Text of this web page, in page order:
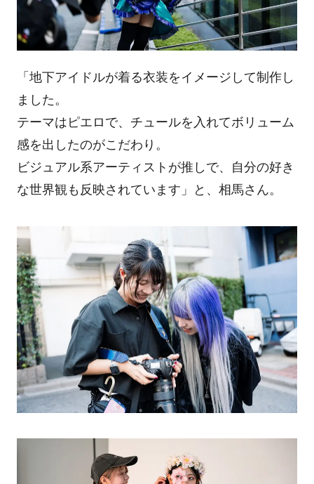
「地下アイドルが着る衣装をイメージして制作し
ました。
テーマはピエロで、チュールを入れてボリューム
感を出したのがこだわり。
ビジュアル系アーティストが推しで、自分の好き
な世界観も反映されています」と、相馬さん。